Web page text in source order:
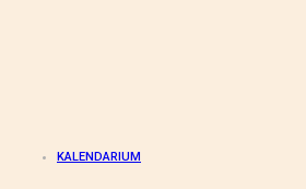
KALENDARIUM